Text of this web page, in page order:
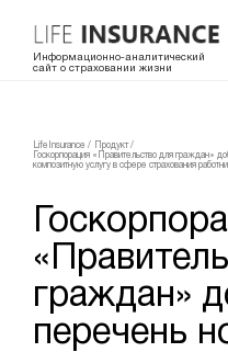
Информационно-аналитический
сайт о страховании жизни
LifeInsurance / Продукт/
Госкорпорация «Правительство для граждан»
композитную услугу в сфере страхования
граждан»
перечень